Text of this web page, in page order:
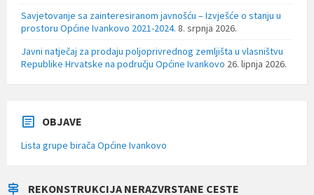
Savjetovanje sa zainteresiranom javnošću – Izvješće o stanju u
prostoru Općine Ivankovo 2021-2024. 8. srpnja 2026.
Javni natječaj za prodaju poljoprivrednog zemljišta u vlasništvu
Republike Hrvatske na području Općine Ivankovo 26. lipnja 2026.
OBJAVE
Lista grupe birača Općine Ivankovo
REKONSTRUKCIJA NERAZVRSTANE CESTE